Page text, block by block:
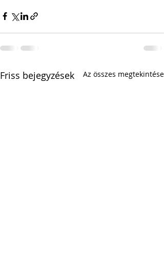
Friss bejegyzések Az összes megtekintése